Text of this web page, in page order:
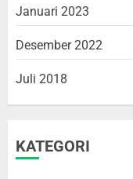
Januari 2023
Desember 2022
Juli 2018
KATEGORI
3